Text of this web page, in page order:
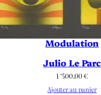
Modulation
Julio Le Parc
1 ‘500.00€
Ajouter au panier